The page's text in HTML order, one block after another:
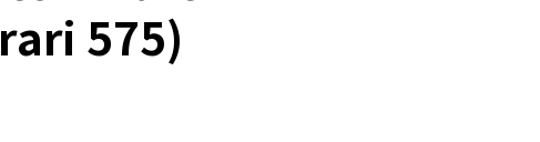
575)